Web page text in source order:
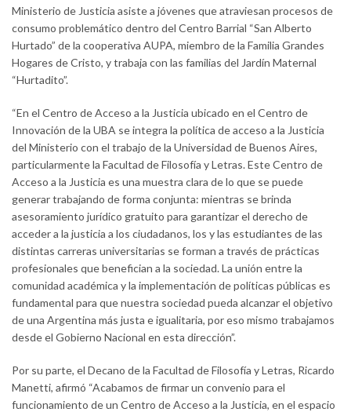
Ministerio de Justicia asiste a jóvenes que atraviesan procesos de
consumo problemático dentro del Centro Barrial “San Alberto
Hurtado” de la cooperativa AUPA, miembro de la Familia Grandes
Hogares de Cristo, y trabaja con las familias del Jardín Maternal
“Hurtadito”.
“En el Centro de Acceso a la Justicia ubicado en el Centro de
Innovación de la UBA se integra la política de acceso a la Justicia
del Ministerio con el trabajo de la Universidad de Buenos Aires,
particularmente la Facultad de Filosofía y Letras. Este Centro de
Acceso a la Justicia es una muestra clara de lo que se puede
generar trabajando de forma conjunta: mientras se brinda
asesoramiento jurídico gratuito para garantizar el derecho de
acceder a la justicia a los ciudadanos, los y las estudiantes de las
distintas carreras universitarias se forman a través de prácticas
profesionales que benefician a la sociedad. La unión entre la
comunidad académica y la implementación de políticas públicas es
fundamental para que nuestra sociedad pueda alcanzar el objetivo
de una Argentina más justa e igualitaria, por eso mismo trabajamos
desde el Gobierno Nacional en esta dirección”.
Por su parte, el Decano de la Facultad de Filosofía y Letras, Ricardo
Manetti, afirmó “Acabamos de firmar un convenio para el
funcionamiento de un Centro de Acceso a la Justicia, en el espacio